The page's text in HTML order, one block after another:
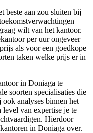
beste aan zou sluiten bij
wilt van het kantoor.
per uur ongeveer
als voor een goedkope
taken welke prijs er in
in Doniaga te
soorten specialisaties die
analyses binnen het
van expertise je te
Hierdoor
in Doniaga over.